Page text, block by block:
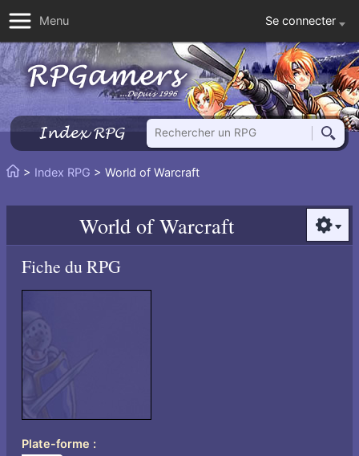
Menu Se connecter
Index RPG
Rechercher un RPG
Vous
> Index RPG > World of Warcraft
World of Warcraft Options
Fiche du RPG
Plate-forme